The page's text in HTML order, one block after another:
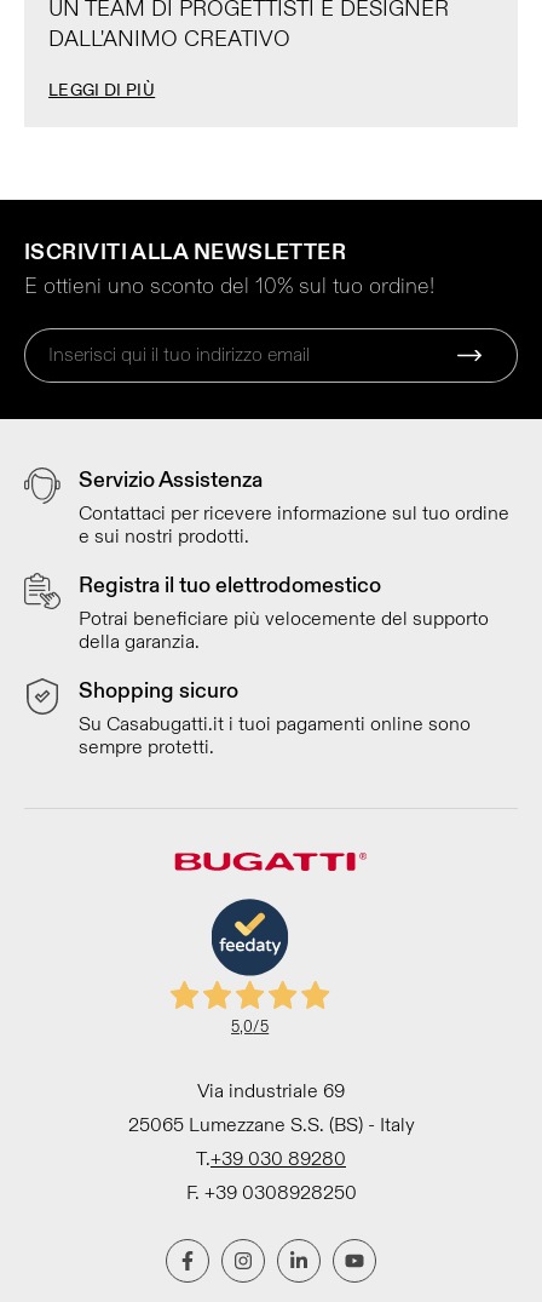
UN TEAM DI PROGETTISTI E DESIGNER
DALL'ANIMO CREATIVO
LEGGI DI PIÙ
ISCRIVITI ALLA NEWSLETTER
E ottieni uno sconto del 10% sul tuo ordine!
Servizio Assistenza
Contattaci per ricevere informazione sul tuo ordine
e sui nostri prodotti.
Registra il tuo elettrodomestico
Potrai beneficiare più velocemente del supporto
della garanzia.
Shopping sicuro
Su Casabugatti.it i tuoi pagamenti online sono
sempre protetti.
5,0/5
Via industriale 69
25065 Lumezzane S.S. (BS) - Italy
T.+39 030 89280
F. +39 0308928250